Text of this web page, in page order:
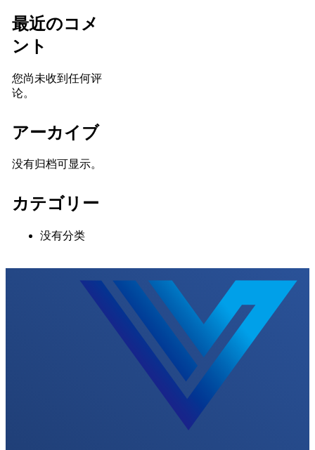
最近のコメ
ント
您尚未收到任何评
论。
アーカイブ
没有归档可显示。
カテゴリー
没有分类